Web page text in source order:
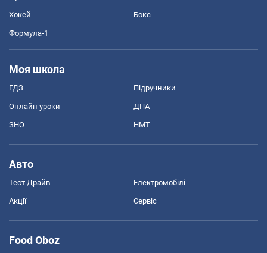
Хокей Бокс
Формула-1
Моя школа
ГДЗ Підручники
Онлайн уроки ДПА
ЗНО НМТ
Авто
Тест Драйв Електромобілі
Акції Сервіс
Food Oboz